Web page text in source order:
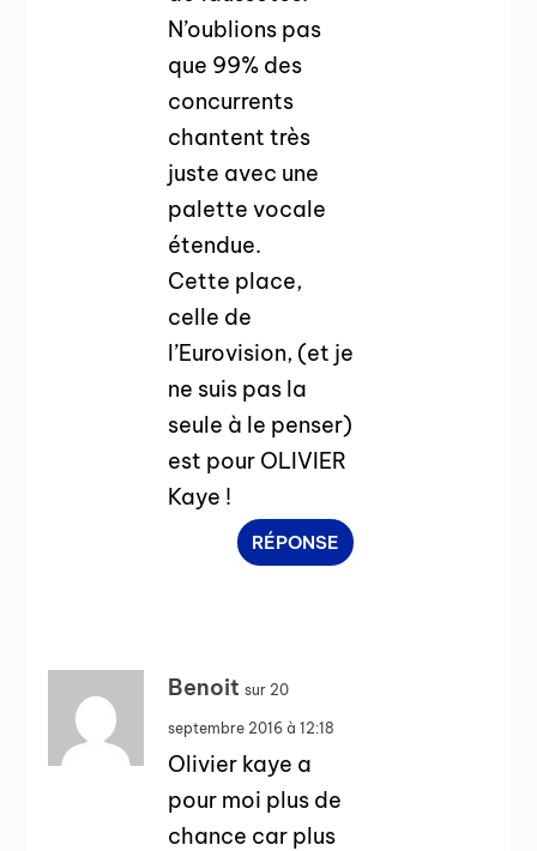
N’oublions pas
que 99% des
concurrents
chantent très
juste avec une
palette vocale
étendue.
Cette place,
celle de
l’Eurovision, (et je
ne suis pas la
seule à le penser)
est pour OLIVIER
Kaye !
RÉPONSE
Benoit sur 20
septembre 2016 à 12:18
Olivier kaye a
pour moi plus de
chance car plus